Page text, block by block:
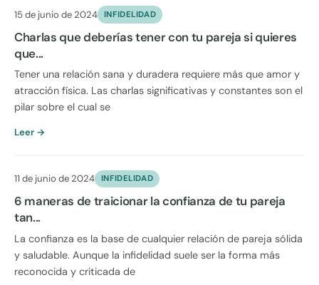
15 de junio de 2024 INFIDELIDAD
Charlas que deberías tener con tu pareja si quieres
que...
Tener una relación sana y duradera requiere más que amor y
atracción física. Las charlas significativas y constantes son el
pilar sobre el cual se
Leer →
11 de junio de 2024 INFIDELIDAD
6 maneras de traicionar la confianza de tu pareja
tan...
La confianza es la base de cualquier relación de pareja sólida
y saludable. Aunque la infidelidad suele ser la forma más
reconocida y criticada de